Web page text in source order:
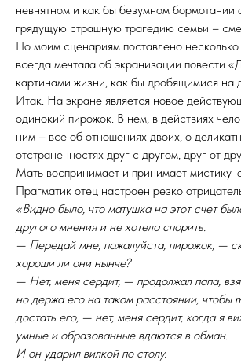
невнятном и как бы безумном бормотании
грядущую страшную трагедию семьи –
По моим сценариям поставлено
всегда мечтала об экранизации повести
картинами жизни, как бы дробящимися на
Итак. На экране является новое
одинокий пирожок. В нем, в действиях
ним – все об отношениях двоих, о
отстраненностях друг с другом, друг от
Мать воспринимает и принимает мистику
Прагматик отец настроен резко
«Видно было, что матушка на этот счет
другого мнения и не хотела спорить.
— Передай мне, пожалуйста, пирожок, —
хороши ли они нынче?
— Нет, меня сердит, — продолжал папа,
но держа его на таком расстоянии, чтобы
достать его, — нет, меня сердит, когда я
умные и образованные вдаются в обман.
И он ударил вилкой по столу.